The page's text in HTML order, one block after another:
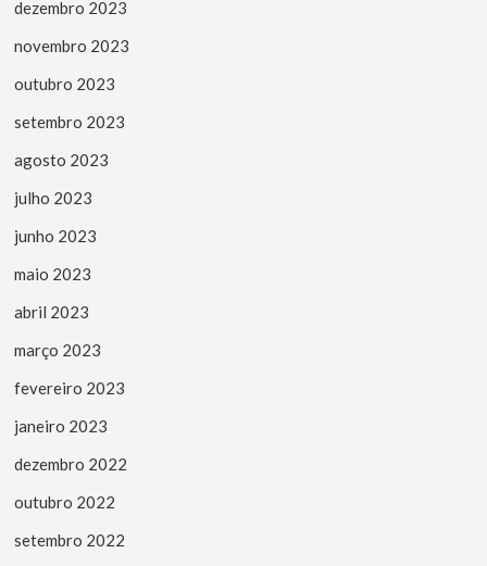
dezembro 2023
novembro 2023
outubro 2023
setembro 2023
agosto 2023
julho 2023
junho 2023
maio 2023
abril 2023
março 2023
fevereiro 2023
janeiro 2023
dezembro 2022
outubro 2022
setembro 2022